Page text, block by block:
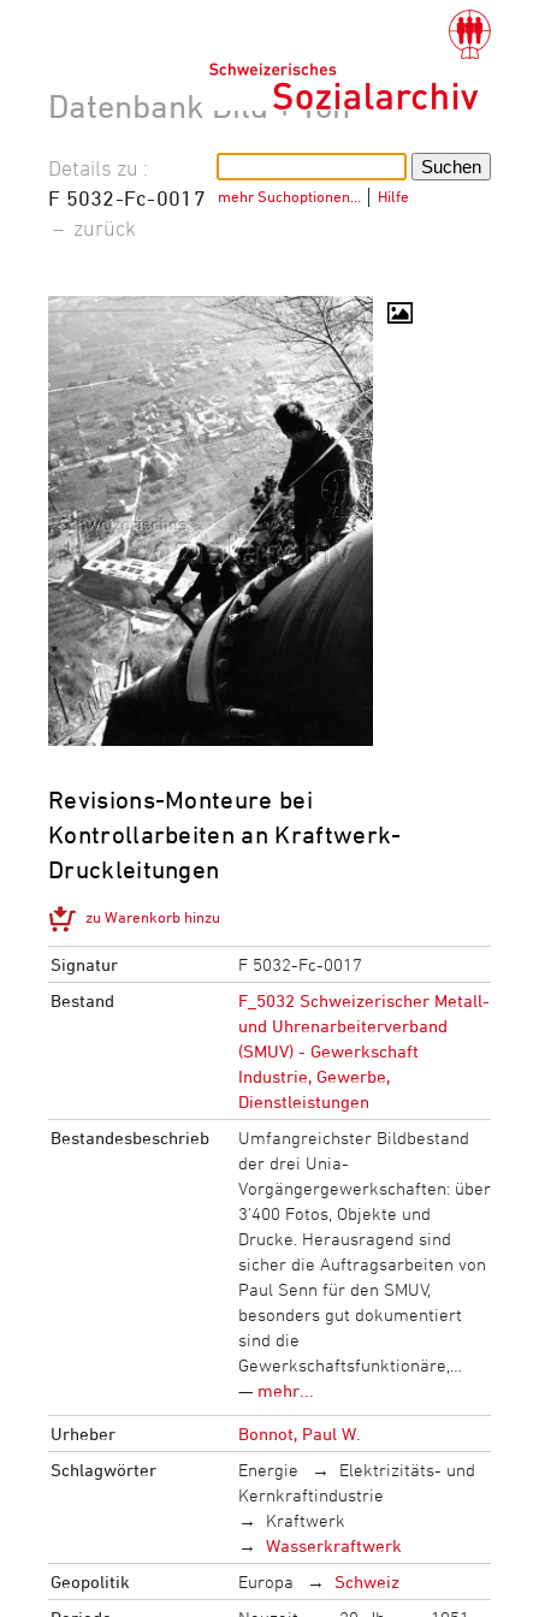
Datenbank Bild + Ton
mehr Suchoptionen… Hilfe
Details zu :
F 5032-Fc-0017
– zurück
Revisions-Monteure bei
Kontrollarbeiten an Kraftwerk-
Druckleitungen
zu Warenkorb hinzu
Signatur
F 5032-Fc-0017
Bestand
F_5032 Schweizerischer Metall-
und Uhrenarbeiterverband
(SMUV) - Gewerkschaft
Industrie, Gewerbe,
Dienstleistungen
Bestandesbeschrieb
Umfangreichster Bildbestand
der drei Unia-
Vorgängergewerkschaften: über
3‘400 Fotos, Objekte und
Drucke. Herausragend sind
sicher die Auftragsarbeiten von
Paul Senn für den SMUV,
besonders gut dokumentiert
sind die
Gewerkschaftsfunktionäre,…
— mehr...
Urheber
Bonnot, Paul W.
Schlagwörter
Energie
Elektrizitäts- und
Kernkraftindustrie
Kraftwerk
Wasserkraftwerk
Geopolitik
Europa
Schweiz